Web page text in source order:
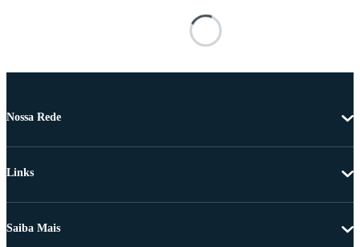
Nossa Rede
Links
Saiba Mais